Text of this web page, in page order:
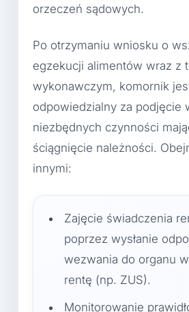
orzeczeń sądowych.
Po otrzymaniu wniosku o
egzekucji alimentów wraz z
wykonawczym, komornik
odpowiedzialny za podjęcie
niezbędnych czynności
ściągnięcie należności.
innymi:
Zajęcie świadczenia
poprzez wysłanie
wezwania do organu
rentę (np. ZUS).
Monitorowanie